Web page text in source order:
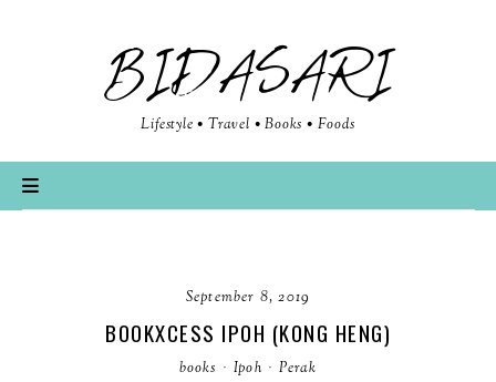
BIDASARI
Lifestyle • Travel • Books • Foods
September 8, 2019
BOOKXCESS IPOH (KONG HENG)
books · Ipoh · Perak